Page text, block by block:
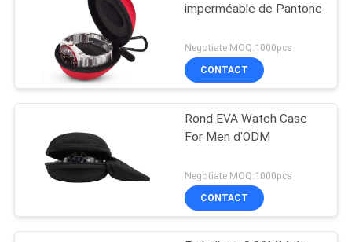
imperméable de Pantone
Negotiate MOQ:1000pcs
CONTACT
Rond EVA Watch Case
For Men d'ODM
Negotiate MOQ:1000pcs
CONTACT